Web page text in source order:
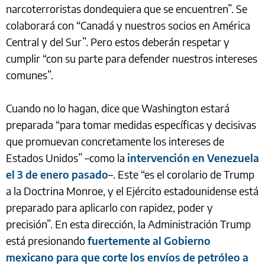
narcoterroristas dondequiera que se encuentren”. Se
colaborará con “Canadá y nuestros socios en América
Central y del Sur”. Pero estos deberán respetar y
cumplir “con su parte para defender nuestros intereses
comunes”.
Cuando no lo hagan, dice que Washington estará
preparada “para tomar medidas específicas y decisivas
que promuevan concretamente los intereses de
Estados Unidos” –como la intervención en Venezuela
el 3 de enero pasado–. Este “es el corolario de Trump
a la Doctrina Monroe, y el Ejército estadounidense está
preparado para aplicarlo con rapidez, poder y
precisión”. En esta dirección, la Administración Trump
está presionandofuertemente al Gobierno
mexicano para que corte los envíos de petróleo a